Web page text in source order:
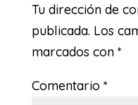
Tu dirección de
publicada. Los
marcados con *
Comentario *